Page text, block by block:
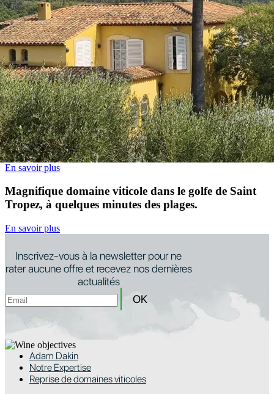
Découvrez aussi
À vendre enDomaines viticoles, propriétés, vignobles à vendre dans
le Var
Charmant mas provençal au cœur des vignes, idéal
pour une installation en Provence
En savoir plus
Domaine de 35ha dans le « Triangle d’Or » des
Côtes de Provence
En savoir plus
Magnifique domaine viticole dans le golfe de Saint
Tropez, à quelques minutes des plages.
En savoir plus
Inscrivez-vous à la newsletter pour ne
rater aucune offre et recevez nos dernières
actualités
Adam Dakin
Notre Expertise
Reprise de domaines viticoles